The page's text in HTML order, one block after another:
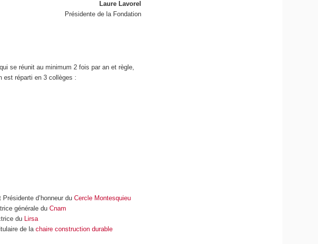
Laure Lavorel
Présidente de la Fondation
qui se réunit au minimum 2 fois par an et règle,
est réparti en 3 collèges :
Présidente d’honneur du Cercle Montesquieu
générale du Cnam
du
Lirsa
de la chaire construction durable